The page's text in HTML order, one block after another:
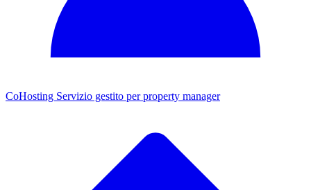
CoHosting Servizio gestito per property manager